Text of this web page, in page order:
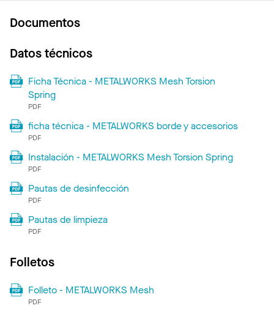
Documentos
Datos técnicos
Ficha Técnica - METALWORKS Mesh Torsion
Spring
PDF
ficha técnica - METALWORKS borde y accesorios
PDF
Instalación - METALWORKS Mesh Torsion Spring
PDF
Pautas de desinfección
PDF
Pautas de limpieza
PDF
Folletos
Folleto - METALWORKS Mesh
PDF